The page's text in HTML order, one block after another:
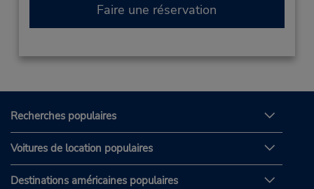
Faire une réservation
Recherches populaires
Voitures de location populaires
Destinations américaines populaires